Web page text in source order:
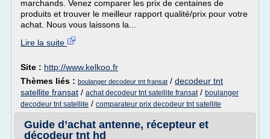
marchands. Venez comparer les prix de centaines de
produits et trouver le meilleur rapport qualité/prix pour votre
achat. Nous vous laissons la...
Lire la suite
Site : http://www.kelkoo.fr
Thèmes liés : boulanger decodeur tnt fransat / decodeur tnt
satellite fransat / achat decodeur tnt satellite fransat/ boulanger
decodeur tnt satellite / comparateur prix decodeur tnt satellite
Guide d’achat antenne, récepteur et
décodeur tnt hd